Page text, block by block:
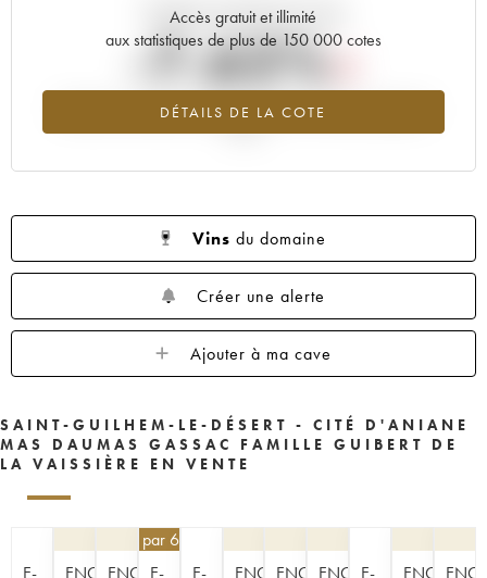
Accès gratuit et illimité
aux statistiques de plus de 150 000 cotes
DÉTAILS DE LA COTE
Tendance actuelle de la cote
-7.62%
Tendance à la baisse du millésime 2018 en 2026 par rapport à
Vins du domaine
Créer une alerte
Ajouter à ma cave
SAINT-GUILHEM-LE-DÉSERT - CITÉ D'ANIANE
MAS DAUMAS GASSAC FAMILLE GUIBERT DE
LA VAISSIÈRE EN VENTE
E-
ENCHÈREENCHÈRE
par 6 | -10%
E-
E-
ENCHÈREENCHÈREENCHÈRE
E-
ENCHÈRE